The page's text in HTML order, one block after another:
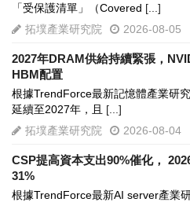
「受保護清單」（Covered [...]
拓墣產業研究院
2026-08-05
2027年DRAM供給持續緊張，
HBM配置
根據TrendForce最新記憶體產業研
延續至2027年，且 [...]
拓墣產業研究院
2026-08-04
CSP提高資本支出90%催化，
31%
根據TrendForce最新AI server產業